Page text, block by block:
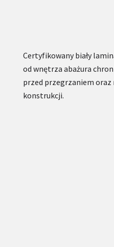
Certyfikowany biały
od wnętrza abażura
przed przegrzaniem oraz
konstrukcji.